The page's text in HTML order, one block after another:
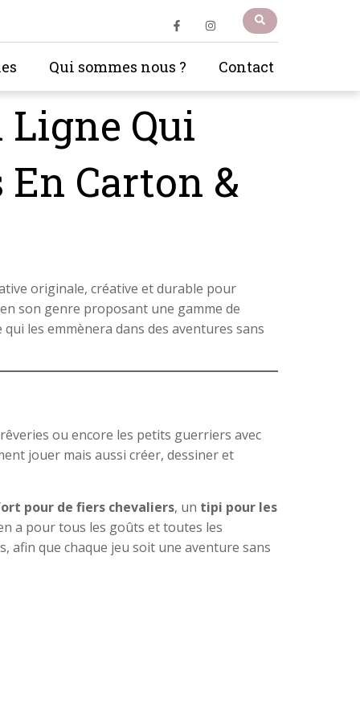
Qui sommes nous ? Contact
Qui
Carton &
originale, créative et durable pour
son genre proposant une gamme de
les emmènera dans des aventures sans
ou encore les petits guerriers avec
jouer mais aussi créer, dessiner et
pour de fiers chevaliers, un tipi pour les
a pour tous les goûts et toutes les
afin que chaque jeu soit une aventure sans